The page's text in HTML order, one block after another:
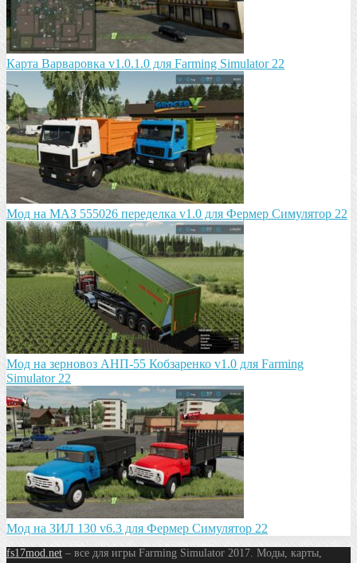
Карта Варваровка v1.0.1.0 для Farming Simulator 22
Мод на МАЗ 555026 пeрeдeлка v1.0 для Фермер Симулятор 22
Мод на зeрновоз АНП-55 Кобзарeнко v1.0 для Farming
Simulator 22
Мод на ЗИЛ 130 v6.3 для Фермер Симулятор 22
fs17mod.net – все для игры Farming Simulator 2017. Моды, карты,